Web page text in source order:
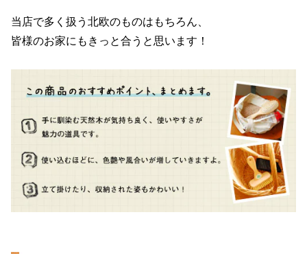
当店で多く扱う北欧のものはもちろん、
皆様のお家にもきっと合うと思います！